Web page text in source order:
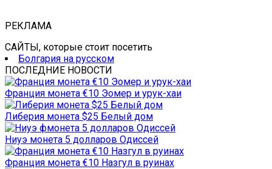
РЕКЛАМА
САЙТЫ, которые стоит посетить
Болгария на русском
ПОСЛЕДНИЕ НОВОСТИ
Франция монета €10 Эомер и урук-хаи
Либерия монета $25 Белый дом
Ниуэ монета 5 долларов Одиссей
Франция монета €10 Назгул в руинах